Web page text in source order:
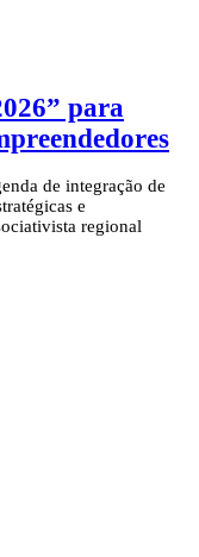
para
de integração de
e
regional